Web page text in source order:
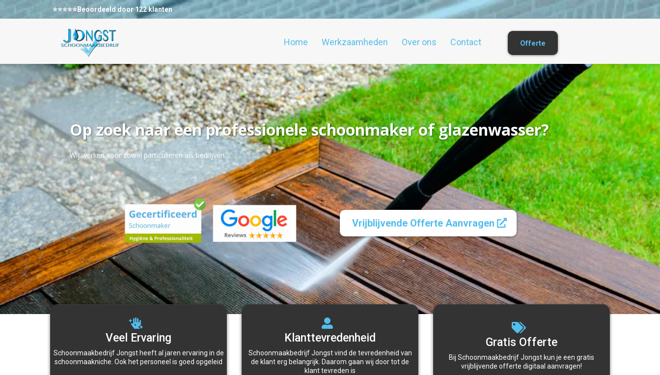
⭐⭐⭐⭐⭐Beoordeeld door 122 klanten
Home Werkzaamheden Over ons Contact Offerte
Op zoek naar een professionele schoonmaker of glazenwasser?
Wij werken voor zowel particulieren als bedrijven.
Vrijblijvende Offerte Aanvragen
Veel Ervaring
Schoonmaakbedrijf Jongst heeft al jaren ervaring in de
schoonmaakniche. Ook het personeel is goed opgeleid
Klanttevredenheid
Schoonmaakbedrijf Jongst vind de tevredenheid van
de klant erg belangrijk. Daarom gaan wij door tot de
klant tevreden is
Gratis Offerte
Bij Schoonmaakbedrijf Jongst kun je een gratis
vrijblijvende offerte digitaal aanvragen!